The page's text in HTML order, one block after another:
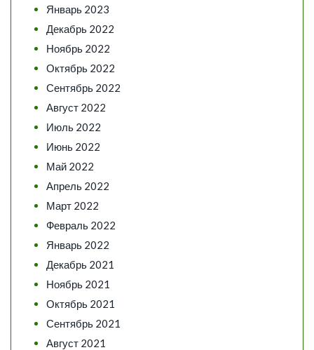
Январь 2023
Декабрь 2022
Ноябрь 2022
Октябрь 2022
Сентябрь 2022
Август 2022
Июль 2022
Июнь 2022
Май 2022
Апрель 2022
Март 2022
Февраль 2022
Январь 2022
Декабрь 2021
Ноябрь 2021
Октябрь 2021
Сентябрь 2021
Август 2021